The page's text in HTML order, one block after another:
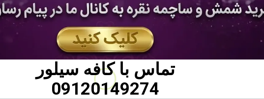
تماس باکافه سیلور
09120149274